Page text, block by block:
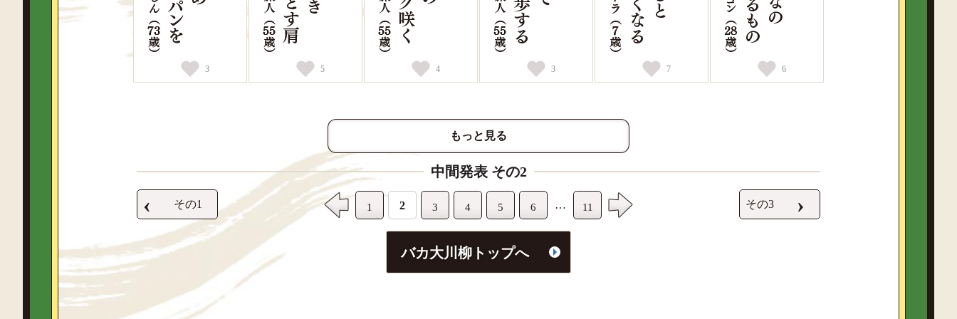
3 5 4 3 7 6
もっと見る
中間発表 その2
1 2 3 4 5 6 … 11
‹ その1 その3 ›
バカ大川柳トップへ